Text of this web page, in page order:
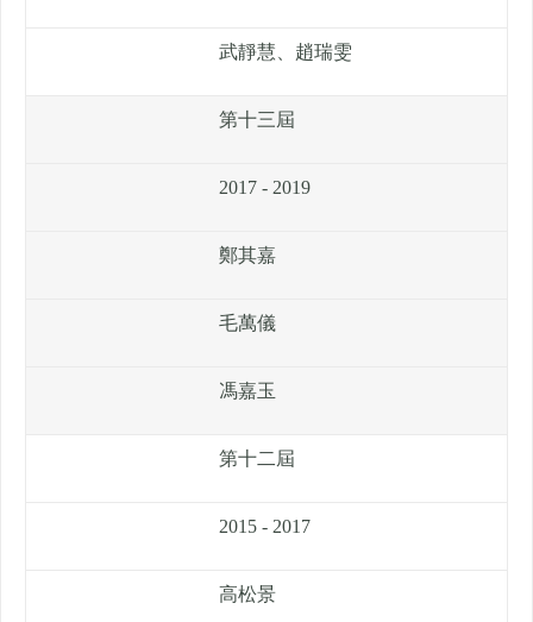
武靜慧、趙瑞雯
第十三屆
2017 - 2019
鄭其嘉
毛萬儀
馮嘉玉
第十二屆
2015 - 2017
高松景